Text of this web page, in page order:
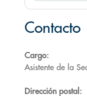
Contacto
Cargo:
Asistente de la
Dirección postal: